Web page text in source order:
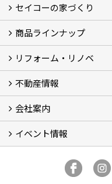
フォトギャラリー
完工事例
お客様の声
セイコーの家づくり
家づくりコンセプト (2)
家づくりの特徴 (16)
□高性能住宅 (4)
□OMソーラーハウス
□55歳からの家づくり
□わざわ座
□快適性 (4)
□光熱費 (3)
家づくりコラム
メンテナンス
商品ラインナップ
モデルハウス「Vita -ヴ
リノベーション モデル
平屋の家
建築家とつくる家 (10)
リフォーム・リノベ
セイコーのリフォーム・
もっと知りたい、セイ
不動産情報
田宮・矢三の不動産な
土地・中古住宅情報
賃貸情報
実家相続
ECOTOWN西矢三第3期
会社案内
会社概要
アクセス
スタッフ紹介
家づくりコラム
消費者志向自主宣言
ZEHビルダー2025年度
SDGs宣言
リクルート
プライバシーポリシー
ご紹介キャンペーン
イベント情報
イベント予告
イベント報告